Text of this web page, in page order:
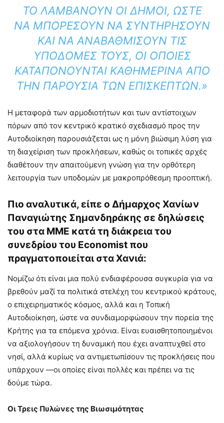
ΤΟ ΛΑΜΒΆΝΟΥΝ ΟΙ ΔΉΜΟΙ, ΏΣΤΕ
ΝΑ ΜΠΟΡΈΣΟΥΝ ΝΑ ΣΥΝΤΗΡΉΣΟΥΝ
ΚΑΙ ΝΑ ΑΝΑΒΑΘΜΊΣΟΥΝ ΤΙΣ
ΥΠΟΔΟΜΈΣ ΤΟΥΣ, ΟΙ ΟΠΟΊΕΣ
ΚΑΤΑΠΟΝΟΎΝΤΑΙ ΚΑΘΗΜΕΡΙΝΆ ΑΠΌ
ΤΗΝ ΠΑΡΟΥΣΊΑ ΤΩΝ ΕΠΙΣΚΕΠΤΏΝ.»
Η μεταφορά των αρμοδιοτήτων και των αντίστοιχων
πόρων από τον κεντρικό κρατικό σχεδιασμό προς την
Αυτοδιοίκηση παρουσιάζεται ως η μόνη βιώσιμη λύση για
τη διαχείριση των προκλήσεων, καθώς οι τοπικές αρχές
διαθέτουν την απαιτούμενη γνώση για την ορθότερη
λειτουργία των υποδομών με μακροπρόθεσμη προοπτική.
Πιο αναλυτικά, είπε ο Δήμαρχος Χανίων
Παναγιώτης Σημανδηράκης σε δηλώσεις
του στα ΜΜΕ κατά τη διάκρεια του
συνεδρίου του Economist που
πραγματοποιείται στα Χανιά:
Νομίζω ότι είναι μια πολύ ενδιαφέρουσα συγκυρία για να
βρεθούν μαζί τα πολιτικά στελέχη του κεντρικού κράτους,
ο επιχειρηματικός κόσμος, αλλά και η Τοπική
Αυτοδιοίκηση, ώστε να συνδιαμορφώσουν την πορεία της
Κρήτης για τα επόμενα χρόνια. Είναι ευαισθητοποιημένοι
να αξιολογήσουν τη δυναμική που έχει αναπτυχθεί στο
νησί, αλλά κυρίως να αντιμετωπίσουν τις προκλήσεις που
υπάρχουν —οι οποίες είναι πολλές και πρέπει να τις
δούμε τώρα.
Οι Τρεις Πυλώνες της Βιωσιμότητας